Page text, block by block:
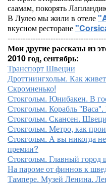
саамам, покорять
В Лулео мы жили в отеле
вкусном ресторане
Мои другие рассказы из
2010 год, сентябрь:
Транспорт Швеции
Дроттнингхольм. Как
Скромненько!
Стокгольм. Юнибакен. В
Стокгольм. Корабль
Стокгольм. Скансен.
Стокгольм. Метро, как
Стокгольм. А вы никогда
премии?
Стокгольм. Главный город
На пароме от финнов к
Тампере. Музей Ленина.